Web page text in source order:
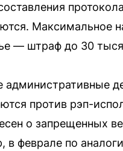
Максимальное
— штраф до 30
административные
против рэп-
о запрещенных
в феврале по